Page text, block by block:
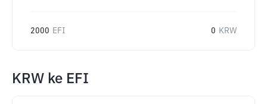
2000 EFI 0 KRW
KRW ke EFI